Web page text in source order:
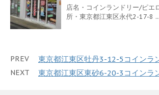
店名・コインランドリー/ピエ
所・東京都江東区永代2-17-8 ...
PREV 東京都江東区牡丹3-12-5コインラ
NEXT 東京都江東区東砂6-20-3コインラ